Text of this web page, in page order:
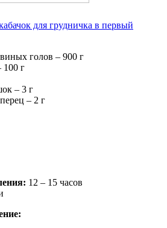
для грудничка в первый
голов – 900 г
г
– 3 г
– 2 г
12 – 15 часов